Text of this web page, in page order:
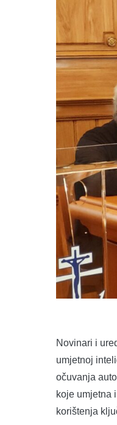
Novinari i
umjetnoj
očuvanja
koje umjetna
korištenja